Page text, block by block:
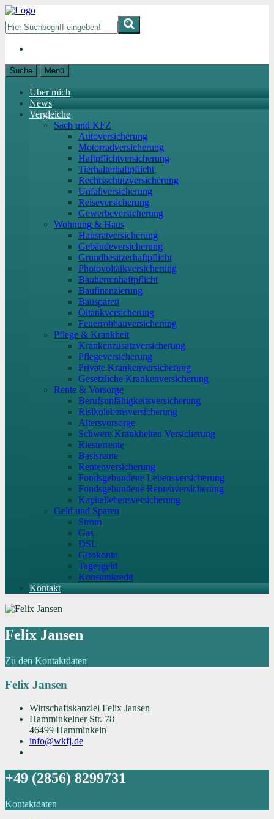
Suche Menü
Über mich
News
Vergleiche
Sach und KFZ
Autoversicherung
Motorradversicherung
Haftpflichtversicherung
Tierhalterhaftpflicht
Rechtsschutzversicherung
Unfallversicherung
Reiseversicherung
Gewerbeversicherung
Wohnung & Haus
Hausratversicherung
Gebäudeversicherung
Grundbesitzerhaftpflicht
Photovoltaikversicherung
Bauherrenhaftpflicht
Baufinanzierung
Bausparen
Öltankversicherung
Feuerrohbauversicherung
Pflege & Krankheit
Krankenzusatzversicherung
Pflegeversicherung
Private Krankenversicherung
Gesetzliche Krankenversicherung
Rente & Vorsorge
Berufs­unfähigkeitsversicherung
Risikolebensversicherung
Altersvorsorge
Schwere Krankheiten Versicherung
Riesterrente
Basisrente
Rentenversicherung
Fondsgebundene Lebensversicherung
Fondsgebundene Rentenversicherung
Kapitallebensversicherung
Geld und Sparen
Strom
Gas
DSL
Girokonto
Tagesgeld
Konsumkredit
Kontakt
Felix Jansen
Zu den Kontaktdaten
Felix Jansen
Wirtschaftskanzlei Felix Jansen
Hamminkelner Str. 78
46499 Hamminkeln
info@wkfj.de
+49 (2856) 8299731
Kontaktdaten